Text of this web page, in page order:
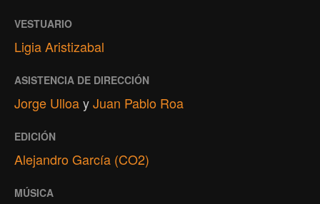
VESTUARIO
Ligia Aristizabal
ASISTENCIA DE DIRECCIÓN
Jorge UlloayJuan Pablo Roa
EDICIÓN
Alejandro García (CO2)
MÚSICA